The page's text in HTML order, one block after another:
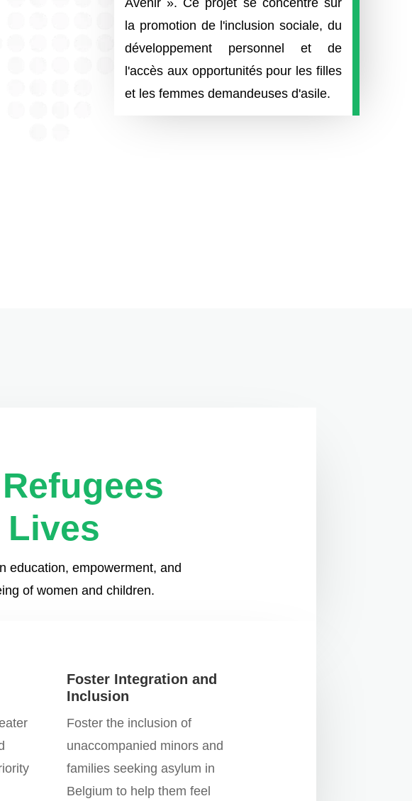
la promotion de l'inclusion sociale, du
développement personnel et de
l'accès aux opportunités pour les filles
et les femmes demandeuses d'asile.
Lives
education, empowerment, and
of women and children.
Foster Integration and
Inclusion
Foster the inclusion of
unaccompanied minors and
families seeking asylum in
Belgium to help them feel